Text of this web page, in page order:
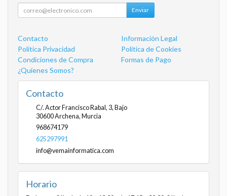
Enviar
Contacto
Información Legal
Política Privacidad
Política de Cookies
Condiciones de Compra
Formas de Pago
¿Quienes Somos?
Contacto
C/. Actor Francisco Rabal, 3, Bajo
30600Archena, Murcia
968674179
625297991
info@vemainformatica.com
Horario